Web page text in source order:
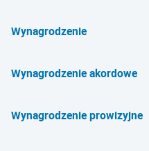
Wynagrodzenie
Wynagrodzenie akordowe
Wynagrodzenie prowizyjne